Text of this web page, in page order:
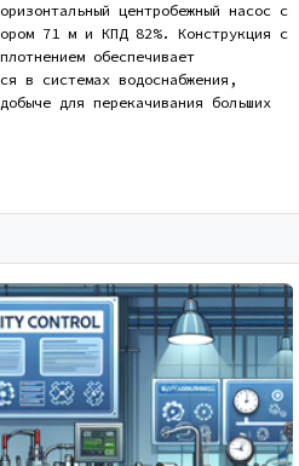
центробежный насос с
71 м и КПД 82%. Конструкция с
обеспечивает
в системах водоснабжения,
для перекачивания больших